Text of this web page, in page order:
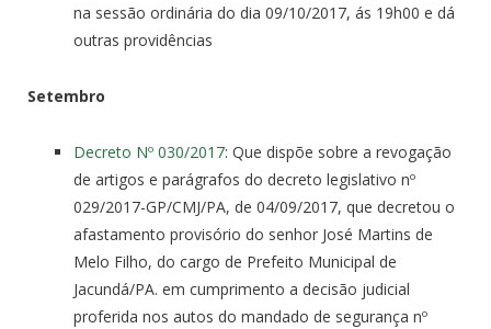
na sessão ordinária do dia 09/10/2017, ás 19h00 e dá
outras providências
Setembro
Decreto Nº 030/2017: Que dispõe sobre a revogação
de artigos e parágrafos do decreto legislativo nº
029/2017-GP/CMJ/PA, de 04/09/2017, que decretou o
afastamento provisório do senhor José Martins de
Melo Filho, do cargo de Prefeito Municipal de
Jacundá/PA. em cumprimento a decisão judicial
proferida nos autos do mandado de segurança nº